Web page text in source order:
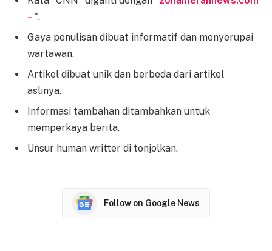
– ".
Gaya penulisan dibuat informatif dan menyerupai
wartawan.
Artikel dibuat unik dan berbeda dari artikel
aslinya.
Informasi tambahan ditambahkan untuk
memperkaya berita.
Unsur human writter di tonjolkan.
Follow on Google News